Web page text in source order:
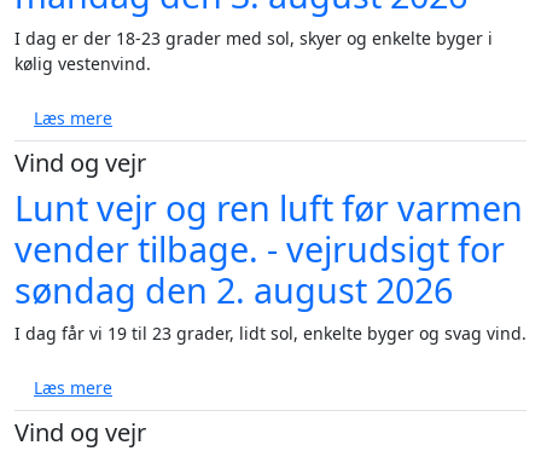
I dag er der 18-23 grader med sol, skyer og enkelte byger i
kølig vestenvind.
Læs mereom Ugens vejr: Fra hedebølge til torden og blæst -
Vind og vejr
Lunt vejr og ren luft før varmen
vender tilbage. - vejrudsigt for
søndag den 2. august 2026
I dag får vi 19 til 23 grader, lidt sol, enkelte byger og svag vind.
Læs mereom Lunt vejr og ren luft før varmen vender tilbage.
Vind og vejr